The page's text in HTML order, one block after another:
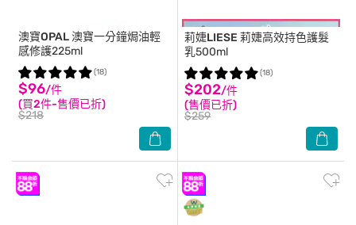
澳寶OPAL澳寶一分鐘焗油輕
感修護225ml
$96/件
(買2件-售價已折)
$218
(18)
莉婕LIESE 莉婕高效持色護髮
乳500ml
$202/件
(售價已折)
$259
(18)